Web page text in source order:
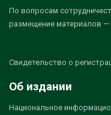
По вопросам
размещение материалов —
Свидетельство о
Об издании
Национальное